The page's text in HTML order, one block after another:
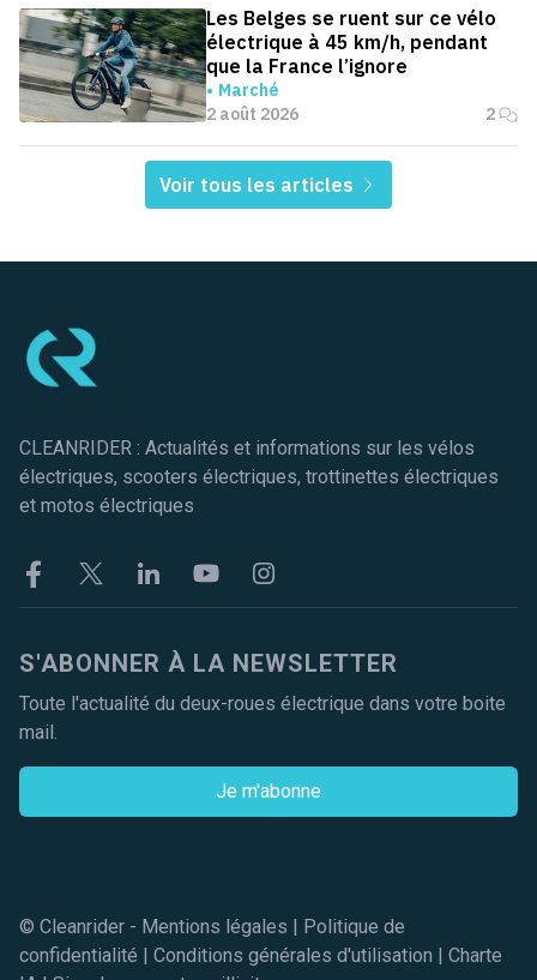
Les Belges se ruent sur ce vélo
électrique à 45 km/h, pendant
que la France l’ignore
Marché
2 août 2026
2
Voir tous les articles
CLEANRIDER : Actualités et informations sur les vélos
électriques, scooters électriques, trottinettes électriques
et motos électriques
FacebookTwitter LinkekinYoutubeInstagram
S'ABONNER À LA NEWSLETTER
Toute l'actualité du deux-roues électrique dans votre boite
mail.
Je m'abonne
© Cleanrider - Mentions légales | Politique de
confidentialité | Conditions générales d'utilisation | Charte